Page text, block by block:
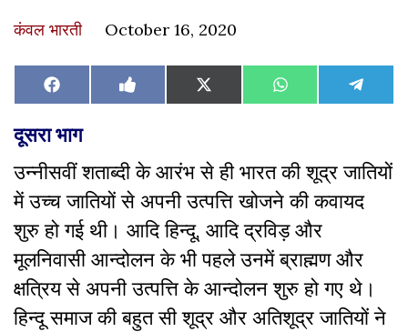
कंवल भारती October 16, 2020
Share
on
Facebook Share
on
Like
on
Share
on
X
(Twitter)
Share
on
WhatsAppShare
on
दूसराभाग
उन्नीसवीं शताब्दी के आरंभ से ही भारत की शूद्र जातियों
में उच्च जातियों से अपनी उत्पत्ति खोजने की कवायद
शुरु हो गई थी। आदि हिन्दू, आदि द्रविड़ और
मूलनिवासी आन्दोलन के भी पहले उनमें ब्राह्मण और
क्षत्रिय से अपनी उत्पत्ति के आन्दोलन शुरु हो गए थे।
हिन्दू समाज की बहुत सी शूद्र और अतिशूद्र जातियों ने